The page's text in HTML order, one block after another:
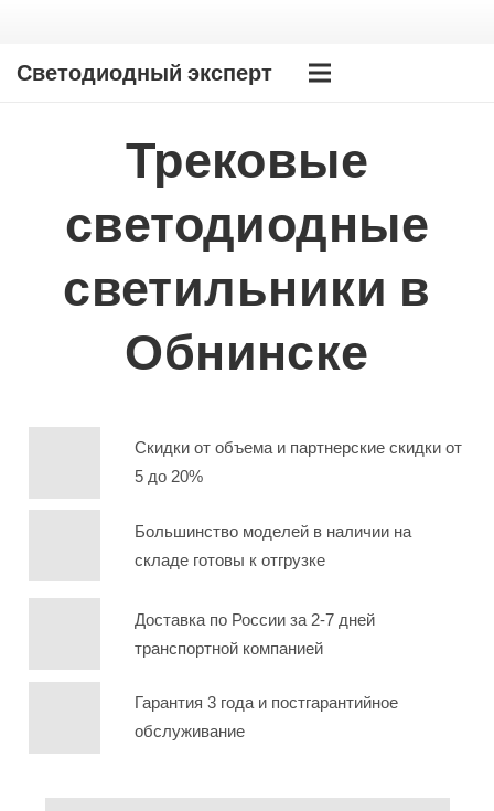
Светодиодный эксперт
Трековые
светодиодные
светильники в
Обнинске
Скидки от объема и партнерские скидки от
5 до 20%
Большинство моделей в наличии на
складе готовы к отгрузке
Доставка по России за 2-7 дней
транспортной компанией
Гарантия 3 года и постгарантийное
обслуживание